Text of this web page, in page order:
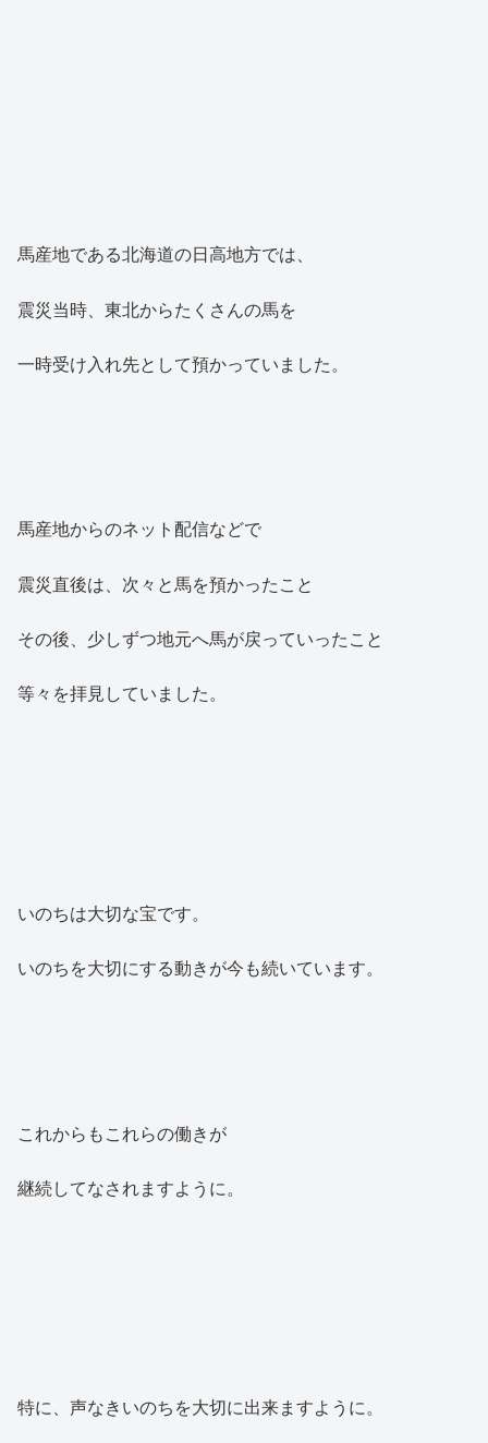
馬産地である北海道の日高地方では、
震災当時、東北からたくさんの馬を
一時受け入れ先として預かっていました。
馬産地からのネット配信などで
震災直後は、次々と馬を預かったこと
その後、少しずつ地元へ馬が戻っていったこと
等々を拝見していました。
いのちは大切な宝です。
いのちを大切にする動きが今も続いています。
これからもこれらの働きが
継続してなされますように。
特に、声なきいのちを大切に出来ますように。